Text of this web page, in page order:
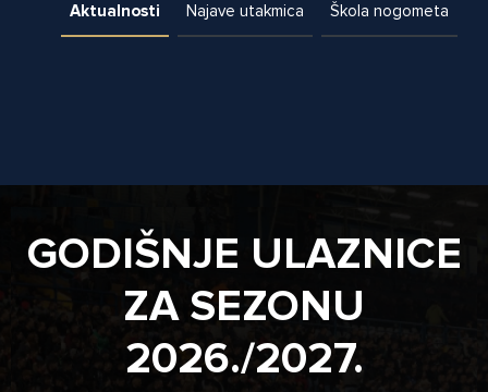
Aktualnosti Najave utakmica Škola nogometa
GODIŠNJE ULAZNICE
ZA SEZONU
2026./2027.